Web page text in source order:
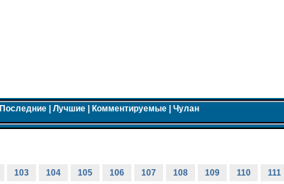
Последние| Лучшие| Комментируемые| Чулан
103 104 105 106 107 108 109 110 111